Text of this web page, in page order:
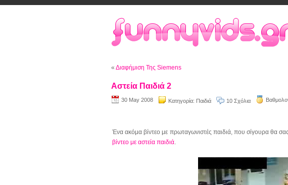
« Διαφήμιση Της Siemens
Αστεία Παιδιά 2
30 May 2008 Κατηγορία: Παιδιά 10 Σχόλια
Ένα ακόμα βίντεο με πρωταγωνιστές παιδιά, που σίγουρα θα σας
βίντεο με αστεία παιδιά.
Player